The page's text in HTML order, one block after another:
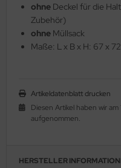
ohne Deckel für die
Zubehör)
ohne Müllsack
Maße: L x B x H: 67 x
Artikeldatenblatt drucken
Diesen Artikel haben wir
aufgenommen.
HERSTELLER